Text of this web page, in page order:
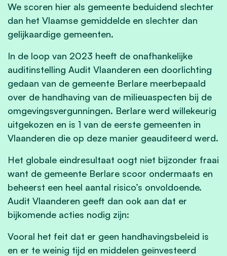
We scoren hier als gemeente beduidend slechter
dan het Vlaamse gemiddelde en slechter dan
gelijkaardige gemeenten.
In de loop van 2023 heeft de onafhankelijke
auditinstelling Audit Vlaanderen een doorlichting
gedaan van de gemeente Berlare meerbepaald
over de handhaving van de milieuaspecten bij de
omgevingsvergunningen. Berlare werd willekeurig
uitgekozen en is 1 van de eerste gemeenten in
Vlaanderen die op deze manier geauditeerd werd.
Het globale eindresultaat oogt niet bijzonder fraai
want de gemeente Berlare scoor ondermaats en
beheerst een heel aantal risico’s onvoldoende.
Audit Vlaanderen geeft dan ook aan dat er
bijkomende acties nodig zijn:
Vooral het feit dat er geen handhavingsbeleid is
en er te weinig tijd en middelen geïnvesteerd